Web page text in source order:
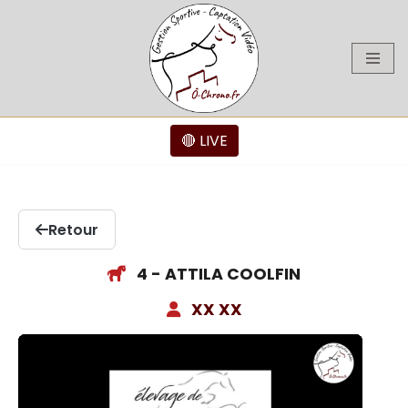
🔴 LIVE
Retour
4 - ATTILA COOLFIN
XX XX